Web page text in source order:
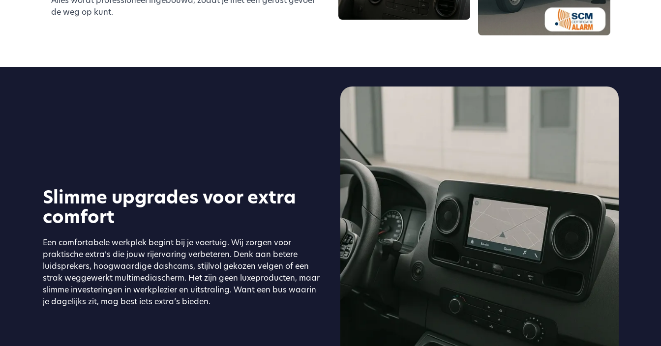
de weg op kunt.
Slimme upgrades voor extra
comfort
Een comfortabele werkplek begint bij je voertuig. Wij zorgen voor
praktische extra’s die jouw rijervaring verbeteren. Denk aan betere
luidsprekers, hoogwaardige dashcams, stijlvol gekozen velgen of een
strak weggewerkt multimedia­scherm. Het zijn geen luxeproducten, maar
slimme investeringen in werkplezier en uitstraling. Want een bus waarin
je dagelijks zit, mag best iets extra’s bieden.